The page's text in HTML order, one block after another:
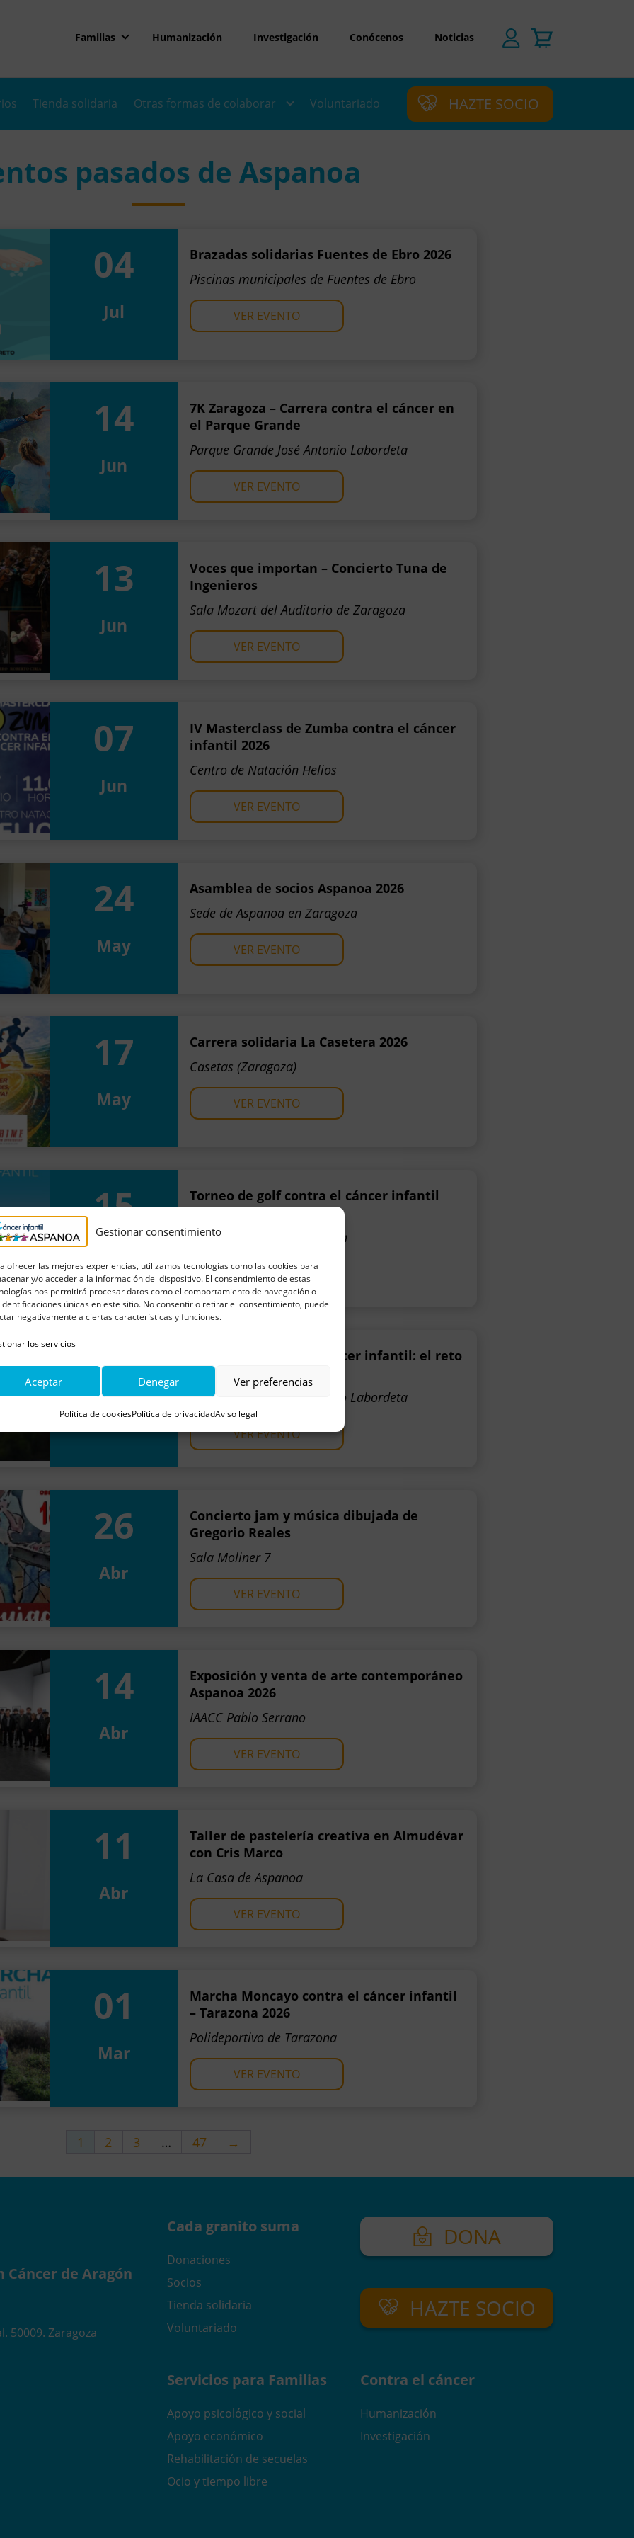
Gestionar consentimiento
ofrecer las mejores experiencias, utilizamos tecnologías como las cookies para
y/o acceder a la información del dispositivo. El consentimiento de estas
nos permitirá procesar datos como el comportamiento de navegación o
únicas en este sitio. No consentir o retirar el consentimiento, puede
negativamente a ciertas características y funciones.
los servicios
Aceptar Denegar Ver preferencias
Política de cookiesPolítica de privacidadAviso legal
Familias Humanización Investigación Conócenos Noticias
Tienda solidaria Otras formas de colaborar Voluntariado HAZTE SOCIO
pasados de Aspanoa
04
Jul
Brazadas solidarias Fuentes de Ebro 2026
Piscinas municipales de Fuentes de Ebro
VER EVENTO
14
Jun
7K Zaragoza – Carrera contra el cáncer en
el Parque Grande
Parque Grande José Antonio Labordeta
VER EVENTO
13
Jun
Voces que importan – Concierto Tuna de
Ingenieros
Sala Mozart del Auditorio de Zaragoza
VER EVENTO
07
Jun
IV Masterclass de Zumba contra el cáncer
infantil 2026
Centro de Natación Helios
VER EVENTO
24
May
Asamblea de socios Aspanoa 2026
Sede de Aspanoa en Zaragoza
VER EVENTO
17
May
Carrera solidaria La Casetera 2026
Casetas (Zaragoza)
VER EVENTO
15
Torneo de golf contra el cáncer infantil
2026
IDP Base Aérea de Zaragoza
VER EVENTO
02
May
100 millas contra el cáncer infantil: el reto
de César Gimeno
Parque Grande José Antonio Labordeta
VER EVENTO
26
Abr
Concierto jam y música dibujada de
Gregorio Reales
Sala Moliner 7
VER EVENTO
14
Abr
Exposición y venta de arte contemporáneo
Aspanoa 2026
IAACC Pablo Serrano
VER EVENTO
11
Abr
Taller de pastelería creativa en Almudévar
con Cris Marco
La Casa de Aspanoa
VER EVENTO
01
Mar
Marcha Moncayo contra el cáncer infantil
– Tarazona 2026
Polideportivo de Tarazona
VER EVENTO
1 2 3 … 47 →
Cáncer de Aragón
50009. Zaragoza
Cada granito suma
Donaciones
Socios
Tienda solidaria
Voluntariado
DONA
HAZTE SOCIO
Servicios para Familias
Apoyo psicológico y social
Apoyo económico
Rehabilitación de secuelas
Ocio y tiempo libre
Contra el cáncer
Humanización
Investigación